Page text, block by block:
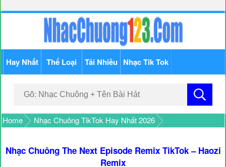
Hay Nhất Thể Loại Tải Nhiều Nhạc Tik Tok
Home Nhạc Chuông TikTok Hay Nhất 2026
Nhạc Chuông The Next Episode Remix TikTok – Haozi
Remix